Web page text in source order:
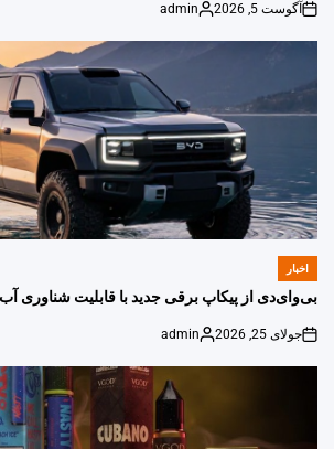
on
آگوست 5, 2026
Posted
admin
POSTED
اخبار
بی‌وای‌دی از پیکاپ برقی جدید با قابلیت شناوری
on
جولای 25, 2026
Posted
admin